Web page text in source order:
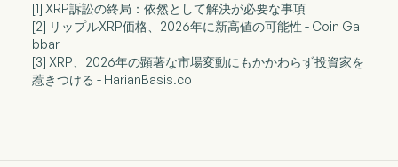
[1] XRP訴訟の終局：依然として解決が必要な事項
[2] リップルXRP価格、2026年に新高値の可能性 - Coin Ga
bbar
[3] XRP、2026年の顕著な市場変動にもかかわらず投資家を
惹きつける - HarianBasis.co